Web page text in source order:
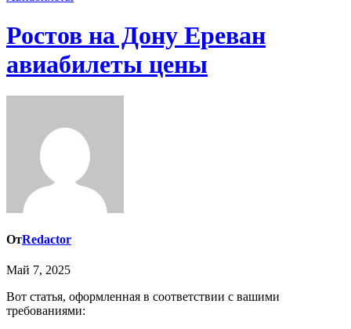
Ростов на Дону Ереван
авиабилеты цены
ОтRedactor
Май 7, 2025
Вот статья, оформленная в соответствии с вашими
требованиями: